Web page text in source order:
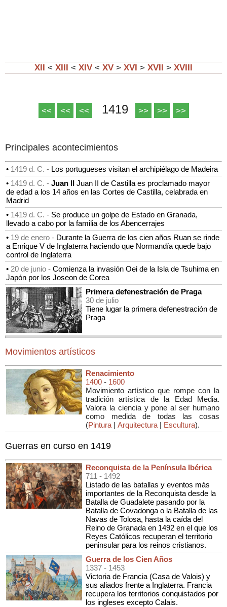
XII < XIII < XIV < XV > XVI > XVII > XVIII
<< << << 1419 >> >> >>
Principales acontecimientos
• 1419 d. C. - Los portugueses visitan el archipiélago de Madeira
• 1419 d. C. - Juan II Juan II de Castilla es proclamado mayor
de edad a los 14 años en las Cortes de Castilla, celabrada en
Madrid
• 1419 d. C. - Se produce un golpe de Estado en Granada,
llevado a cabo por la familia de los Abencerrajes
• 19 de enero - Durante la Guerra de los cien años Ruan se rinde
a Enrique V de Inglaterra haciendo que Normandía quede bajo
control de Inglaterra
• 20 de junio - Comienza la invasión Oei de la Isla de Tsuhima en
Japón por los Joseon de Corea
Primera defenestración de Praga
30 de julio
Tiene lugar la primera defenestración de
Praga
Movimientos artísticos
Renacimiento
1400 - 1600
Movimiento artístico que rompe con la
tradición artística de la Edad Media.
Valora la ciencia y pone al ser humano
como medida de todas las cosas
(Pintura | Arquitectura | Escultura).
Guerras en curso en 1419
Reconquista de la Península Ibérica
711 - 1492
Listado de las batallas y eventos más
importantes de la Reconquista desde la
Batalla de Guadalete pasando por la
Batalla de Covadonga o la Batalla de las
Navas de Tolosa, hasta la caída del
Reino de Granada en 1492 en el que los
Reyes Católicos recuperan el territorio
peninsular para los reinos cristianos.
Guerra de los Cien Años
1337 - 1453
Victoria de Francia (Casa de Valois) y
sus aliados frente a Inglaterra. Francia
recupera los territorios conquistados por
los ingleses excepto Calais.